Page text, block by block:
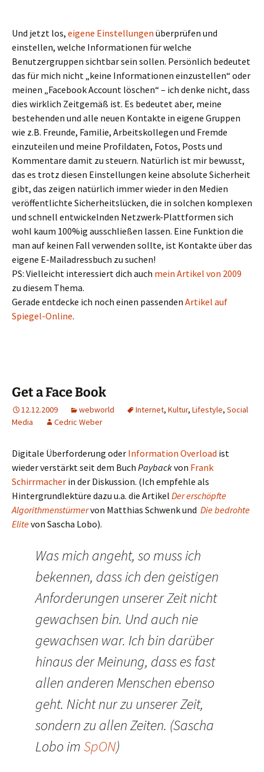
Und jetzt los, eigene Einstellungen überprüfen und
einstellen, welche Informationen für welche
Benutzergruppen sichtbar sein sollen. Persönlich bedeutet
das für mich nicht „keine Informationen einzustellen“ oder
meinen „Facebook Account löschen“ – ich denke nicht, dass
dies wirklich Zeitgemäß ist. Es bedeutet aber, meine
bestehenden und alle neuen Kontakte in eigene Gruppen
wie z.B. Freunde, Familie, Arbeitskollegen und Fremde
einzuteilen und meine Profildaten, Fotos, Posts und
Kommentare damit zu steuern. Natürlich ist mir bewusst,
das es trotz diesen Einstellungen keine absolute Sicherheit
gibt, das zeigen natürlich immer wieder in den Medien
veröffentlichte Sicherheitslücken, die in solchen komplexen
und schnell entwickelnden Netzwerk-Plattformen sich
wohl kaum 100%ig ausschließen lassen. Eine Funktion die
man auf keinen Fall verwenden sollte, ist Kontakte über das
eigene E-Mailadressbuch zu suchen!
PS: Vielleicht interessiert dich auch mein Artikel von 2009
zu diesem Thema.
Gerade entdecke ich noch einen passenden Artikel auf
Spiegel-Online.
Get a Face Book
12.12.2009 webworld Internet, Kultur, Lifestyle, Social
Media
Cedric Weber
Digitale Überforderung oder Information Overload ist
wieder verstärkt seit dem Buch Paybackvon Frank
Schirrmacher in der Diskussion. (Ich empfehle als
Hintergrundlektüre dazu u.a. die Artikel Der erschöpfte
Algorithmenstürmervon Matthias Schwenk und Die bedrohte
Elitevon Sascha Lobo).
Was mich angeht, so muss ich
bekennen, dass ich den geistigen
Anforderungen unserer Zeit nicht
gewachsen bin. Und auch nie
gewachsen war. Ich bin darüber
hinaus der Meinung, dass es fast
allen anderen Menschen ebenso
geht. Nicht nur zu unserer Zeit,
sondern zu allen Zeiten. (Sascha
Lobo imSpON)